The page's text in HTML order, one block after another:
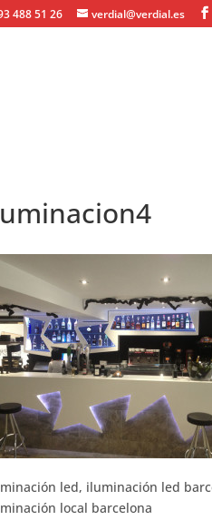
488 51 26 verdial@verdial.es
led, iluminación led
local barcelona